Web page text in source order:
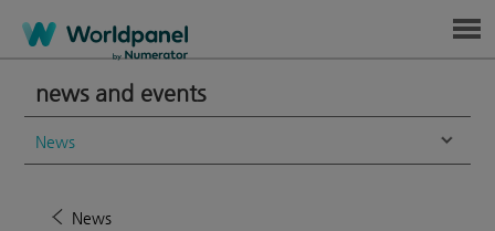
Menu
news and events
News
News